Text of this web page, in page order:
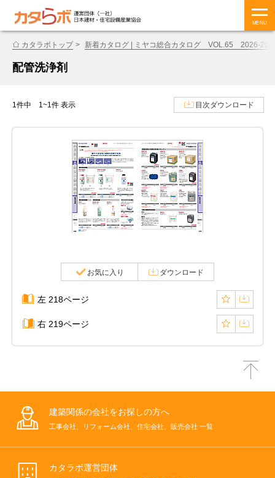
MENU
カタラボトップ 新着カタログ | ミヤコ総合カタログ VOL.65 2026-
配管洗浄剤
1件中 1~1件 表示 目次ダウンロード
お気に入り ダウンロード
左 218ページ
右 219ページ
建築関係の会社をお探しの方へ
工事会社、リフォーム会社、住宅会社、販売会社 一覧
カタラボ運営団体